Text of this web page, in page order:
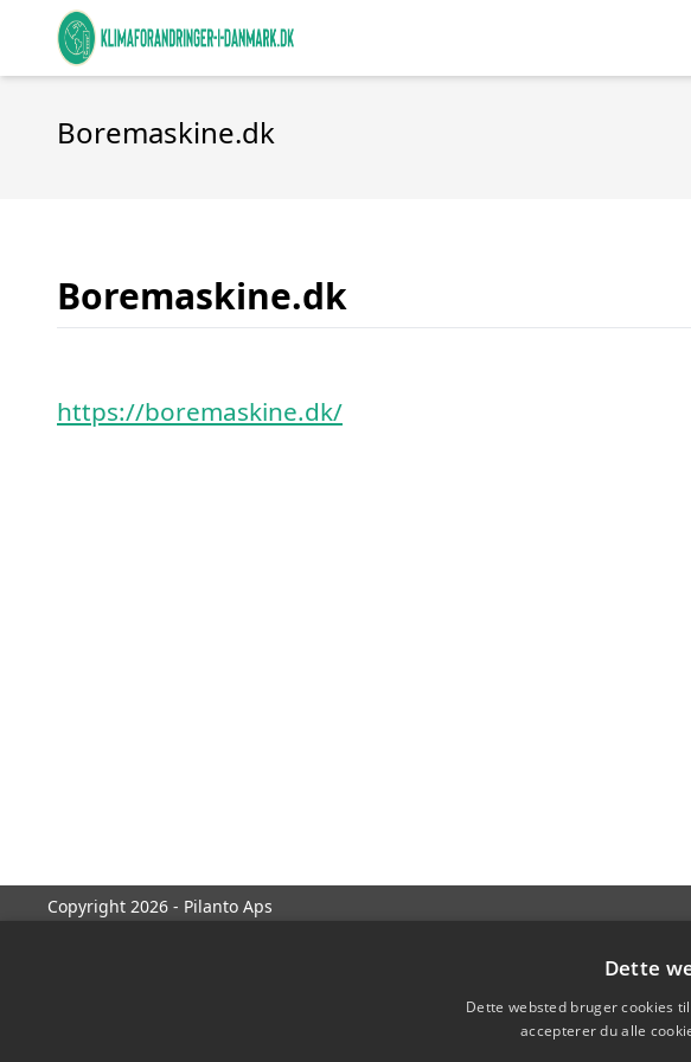
Boremaskine.dk
Boremaskine.dk
https://boremaskine.dk/
Copyright 2026 - Pilanto Aps
Dette
Dette websted bruger cookies
accepterer du alle